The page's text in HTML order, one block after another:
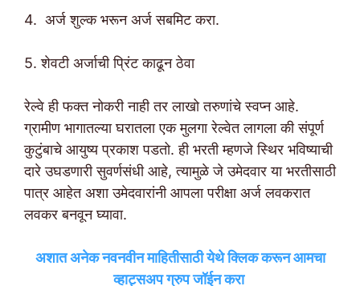
4. अर्ज शुल्क भरून अर्ज सबमिट करा.
5. शेवटी अर्जाची प्रिंट काढून ठेवा
रेल्वे ही फक्त नोकरी नाही तर लाखो तरुणांचे स्वप्न आहे.
ग्रामीण भागातल्या घरातला एक मुलगा रेल्वेत लागला की संपूर्ण
कुटुंबाचे आयुष्य प्रकाश पडतो. ही भरती म्हणजे स्थिर भविष्याची
दारे उघडणारी सुवर्णसंधी आहे, त्यामुळे जे उमेदवार या भरतीसाठी
पात्र आहेत अशा उमेदवारांनी आपला परीक्षा अर्ज लवकरात
लवकर बनवून घ्यावा.
अशात अनेक नवनवीन माहितीसाठी येथे क्लिक करून आमचा
व्हाट्सअप ग्रुप जॉईन करा